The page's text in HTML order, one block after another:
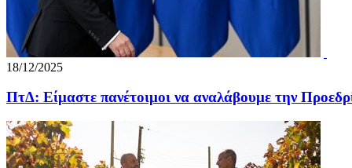
18/12/2025
ΠτΔ: Είμαστε πανέτοιμοι να αναλάβουμε την